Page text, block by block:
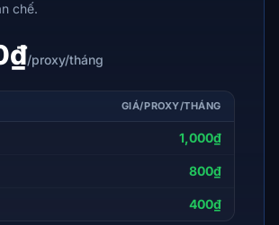
chế.
/proxy/tháng
GIÁ/PROXY/THÁNG
1,000₫
800₫
400₫